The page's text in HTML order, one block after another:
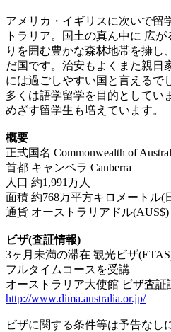
アメリカ・イギリスに次いで留
トラリア。国土の真ん中に 広
りを囲む豊かな森林地帯を擁し
だ国です。治安もよくまた親日
には過ごしやすい国と言えるで
多くは語学留学を目的としてい
めざす留学生も増えています。
概要
正式国名 Commonwealth of
首都 キャンベラ Canberra
人口 約1,991万人
面積 約768万平方キロメートル(
通貨 オーストラリアドル(AUS$)
ビザ(査証情報)
3ヶ月未満の滞在 観光ビザ
フルタイムコースを受講
オーストラリア大使館 ビザ査証
http://www.dima.australia.or.jp/
ビザに関する条件等は予告なし